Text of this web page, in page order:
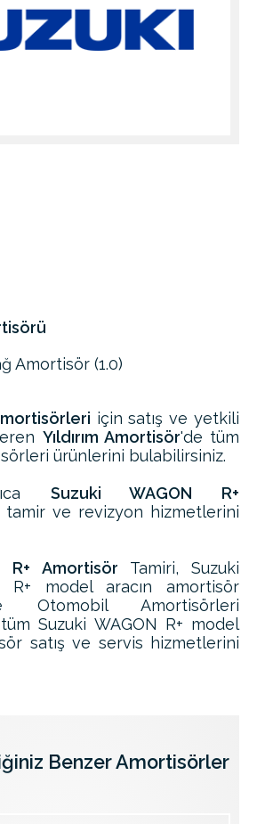
Amortisör (1.0)
için satış ve yetkili
Yıldırım Amortisör'de tüm
ürünlerini bulabilirsiniz.
Suzuki WAGON R+
tamir ve revizyon hizmetlerini
R+ Amortisör Tamiri, Suzuki
R+ model aracın amortisör
Otomobil Amortisörleri
Suzuki WAGON R+ model
satış ve servis hizmetlerini
Benzer Amortisörler